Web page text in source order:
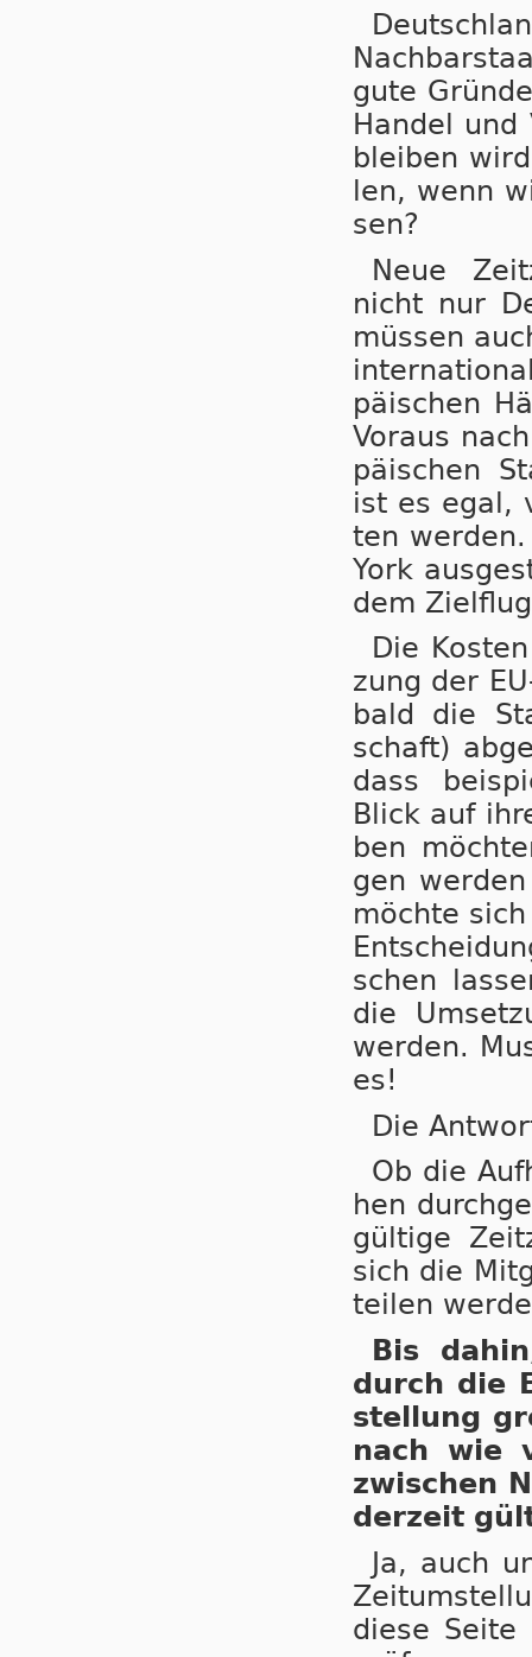
gute
Han­del
blei­ben
len, wenn
sen?
Neue
nicht nur
müs­sen
pä­i­schen
Vor­aus
pä­i­schen
ist es egal,
ten
York
dem
Die
zung der
bald die
schaft)
dass
Blick auf
ben
gen
möch­te
schen
die
wer­den.
es!
Die
Ob die
hen
gül­ti­ge
sich die
tei­len
Bis
durch die
stel­lung
nach wie
zwi­schen
der­zeit
Ja, auch
die­se Sei­te